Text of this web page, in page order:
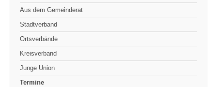
Aus dem Gemeinderat
Stadtverband
Ortsverbände
Kreisverband
Junge Union
Termine